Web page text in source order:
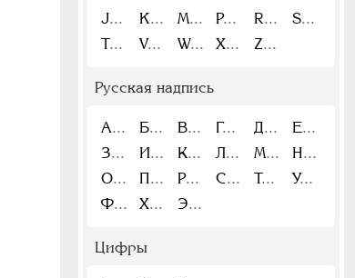
J
K M P R
S
T
V W X Z
Русская надпись
А Б В Г Д
Е
З
И К Л М
Н
О
П Р С Т
У
Ф
Х Э
Цифры